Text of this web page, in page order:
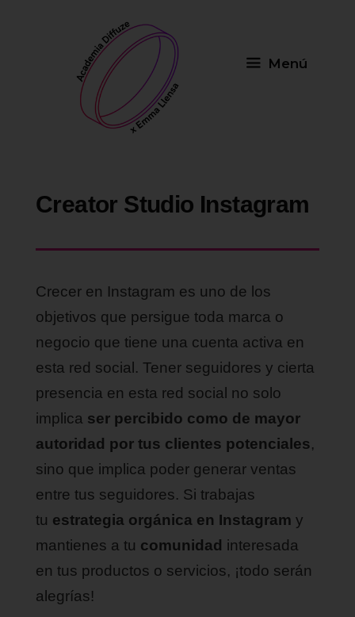
Menú
Creator Studio Instagram
Crecer en Instagram es uno de los
objetivos que persigue toda marca o
negocio que tiene una cuenta activa en
esta red social. Tener seguidores y cierta
presencia en esta red social no solo
implica ser percibido como de mayor
autoridad por tus clientes potenciales,
sino que implica poder generar ventas
entre tus seguidores. Si trabajas
tu estrategia orgánica en Instagram y
mantienes a tu comunidad interesada
en tus productos o servicios, ¡todo serán
alegrías!